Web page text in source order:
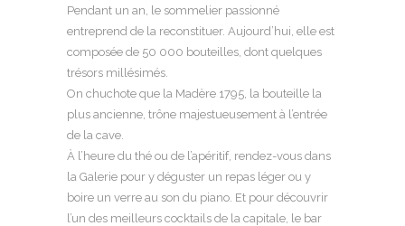
Pendant un an, le sommelier passionné
entreprend de la reconstituer. Aujourd’hui, elle est
composée de 50 000 bouteilles, dont quelques
trésors millésimés.
On chuchote que la Madère 1795, la bouteille la
plus ancienne, trône majestueusement à l’entrée
de la cave.
À l’heure du thé ou de l’apéritif, rendez-vous dans
la Galerie pour y déguster un repas léger ou y
boire un verre au son du piano. Et pour découvrir
l’un des meilleurs cocktails de la capitale, le bar